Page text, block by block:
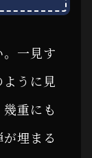
一見す
うに見
重にも
埋まる